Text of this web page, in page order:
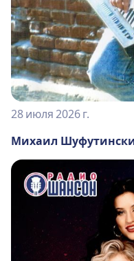
28 июля 2026 г.
Михаил